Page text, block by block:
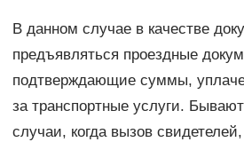
В данном случае в качестве
предъявляться проездные
подтверждающие суммы,
за транспортные услуги.
случаи, когда вызов